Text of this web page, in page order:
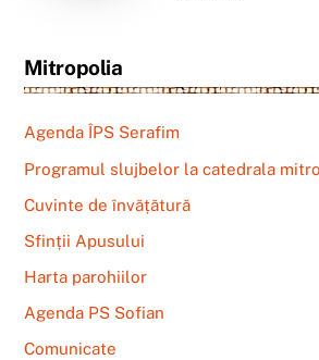
Mitropolia
Agenda ÎPS Serafim
Programul slujbelor la catedrala
Cuvinte de învățătură
Sfinții Apusului
Harta parohiilor
Agenda PS Sofian
Comunicate